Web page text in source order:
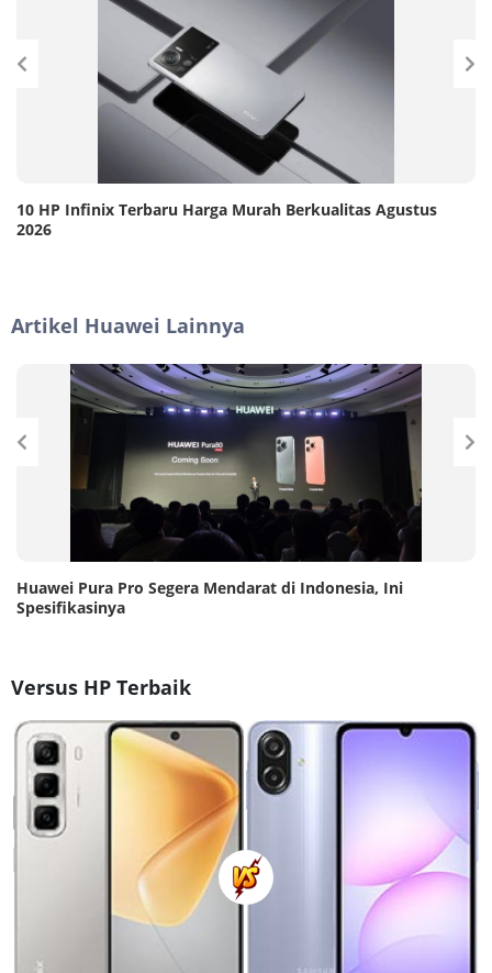
10 HP Infinix Terbaru Harga Murah Berkualitas Agustus
2026
Artikel Huawei Lainnya
Huawei Pura Pro Segera Mendarat di Indonesia, Ini
Spesifikasinya
Versus HP Terbaik